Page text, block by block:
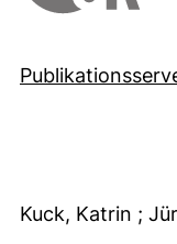
Kuck, Katrin ;